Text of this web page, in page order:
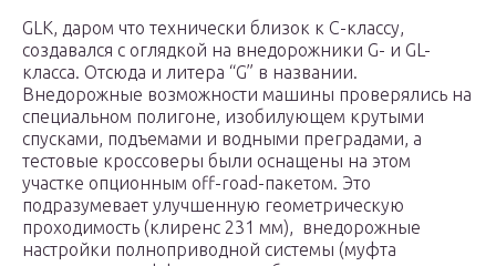
GLK, даром что технически близок к С-классу,
создавался с оглядкой на внедорожники G- и GL-
класса. Отсюда и литера “G” в названии.
Внедорожные возможности машины проверялись на
специальном полигоне, изобилующем крутыми
спусками, подъемами и водными преградами, а
тестовые кроссоверы были оснащены на этом
участке опционным off-road-пакетом. Это
подразумевает улучшенную геометрическую
проходимость (клиренс 231 мм), внедорожные
настройки полноприводной системы (муфта